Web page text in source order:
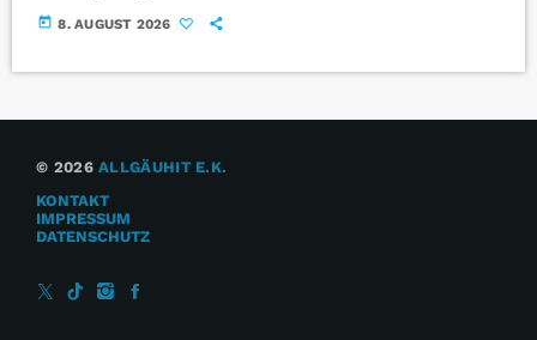
today 8. AUGUST 2026
© 2026ALLGÄUHIT E.K.
KONTAKT
IMPRESSUM
DATENSCHUTZ